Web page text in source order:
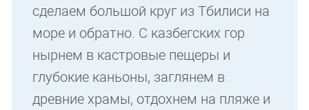
сделаем большой круг из Тбилиси на
море и обратно. С казбегских гор
нырнем в кастровые пещеры и
глубокие каньоны, заглянем в
древние храмы, отдохнем на пляже и